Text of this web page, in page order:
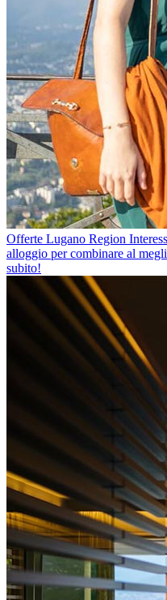
Offerte Lugano Region
alloggio per combinare al
subito!